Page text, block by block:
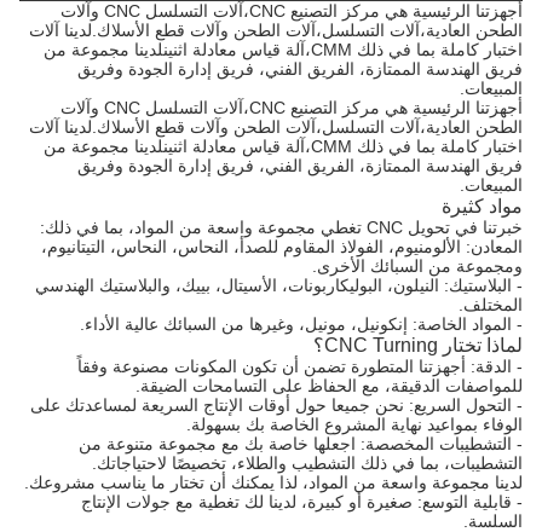
أجهزتنا الرئيسية هي مركز التصنيع CNC،آلات التسلسل CNC وآلات
الطحن العادية،آلات التسلسل،آلات الطحن وآلات قطع الأسلاك.لدينا آلات
اختبار كاملة بما في ذلك CMM،آلة قياس معادلة اثنينلدينا مجموعة من
فريق الهندسة الممتازة، الفريق الفني، فريق إدارة الجودة وفريق
المبيعات.
أجهزتنا الرئيسية هي مركز التصنيع CNC،آلات التسلسل CNC وآلات
الطحن العادية،آلات التسلسل،آلات الطحن وآلات قطع الأسلاك.لدينا آلات
اختبار كاملة بما في ذلك CMM،آلة قياس معادلة اثنينلدينا مجموعة من
فريق الهندسة الممتازة، الفريق الفني، فريق إدارة الجودة وفريق
المبيعات.
مواد كثيرة
خبرتنا في تحويل CNC تغطي مجموعة واسعة من المواد، بما في ذلك:
المعادن: الألومنيوم، الفولاذ المقاوم للصدأ، النحاس، النحاس، التيتانيوم،
ومجموعة من السبائك الأخرى.
- البلاستيك: النيلون، البوليكاربونات، الأسيتال، بييك، والبلاستيك الهندسي
المختلف.
- المواد الخاصة: إنكونيل، مونيل، وغيرها من السبائك عالية الأداء.
لماذا تختار CNC Turning؟
- الدقة: أجهزتنا المتطورة تضمن أن تكون المكونات مصنوعة وفقاً
للمواصفات الدقيقة، مع الحفاظ على التسامحات الضيقة.
- التحول السريع: نحن جميعا حول أوقات الإنتاج السريعة لمساعدتك على
الوفاء بمواعيد نهاية المشروع الخاصة بك بسهولة.
- التشطيبات المخصصة: اجعلها خاصة بك مع مجموعة متنوعة من
التشطيبات، بما في ذلك التشطيب والطلاء، تخصيصًا لاحتياجاتك.
لدينا مجموعة واسعة من المواد، لذا يمكنك أن تختار ما يناسب مشروعك.
- قابلية التوسع: صغيرة أو كبيرة، لدينا لك تغطية مع جولات الإنتاج
السلسة.